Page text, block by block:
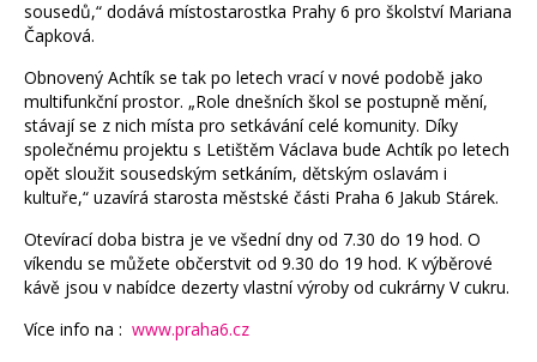
sousedů,“ dodává místostarostka Prahy 6 pro školství Mariana
Čapková.
Obnovený Achtík se tak po letech vrací v nové podobě jako
multifunkční prostor. „Role dnešních škol se postupně mění,
stávají se z nich místa pro setkávání celé komunity. Díky
společnému projektu s Letištěm Václava bude Achtík po letech
opět sloužit sousedským setkáním, dětským oslavám i
kultuře,“ uzavírá starosta městské části Praha 6 Jakub Stárek.
Otevírací doba bistra je ve všední dny od 7.30 do 19 hod. O
víkendu se můžete občerstvit od 9.30 do 19 hod. K výběrové
kávě jsou v nabídce dezerty vlastní výroby od cukrárny V cukru.
Více info na : www.praha6.cz